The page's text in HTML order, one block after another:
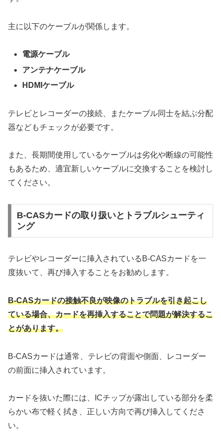
主に以下のケーブルが関係します。
電源ケーブル
アンテナケーブル
HDMIケーブル
テレビとレコーダーの接続、またケーブル同士を結ぶ分配
器などもチェックが必要です。
また、長期間使用しているケーブルは劣化や断線の可能性
もあるため、適宜新しいケーブルに交換することを検討し
てください。
B-CASカードの取り扱いとトラブルシューティ
ング
テレビやレコーダーに挿入されているB-CASカードを一
度抜いて、再び挿入することをお勧めします。
B-CASカードの接触不良が映像のトラブルを引き起こし
ている場合、カードを再挿入することで問題が解決するこ
とがあります。
B-CASカードは通常、テレビの背面や側面、レコーダー
の前面に挿入されています。
カードを抜いた際には、ICチップが露出している部分を柔
らかい布で軽く拭き、正しい方向で再び挿入してくださ
い。